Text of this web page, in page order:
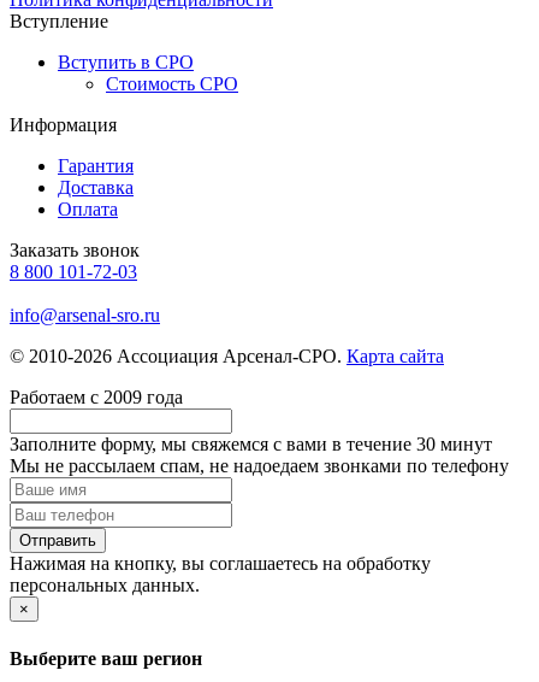
Вступление
Вступить в СРО
Стоимость СРО
Информация
Гарантия
Доставка
Оплата
Заказать звонок
8 800 101-72-03
info@arsenal-sro.ru
© 2010-2026 Ассоциация Арсенал-СРО. Карта сайта
Работаем с 2009 года
Заполните форму, мы свяжемся с вами в течение 30 минут
Мы не рассылаем спам, не надоедаем звонками по телефону
Нажимая на кнопку, вы соглашаетесь на обработку
персональных данных.
×
Выберите ваш регион